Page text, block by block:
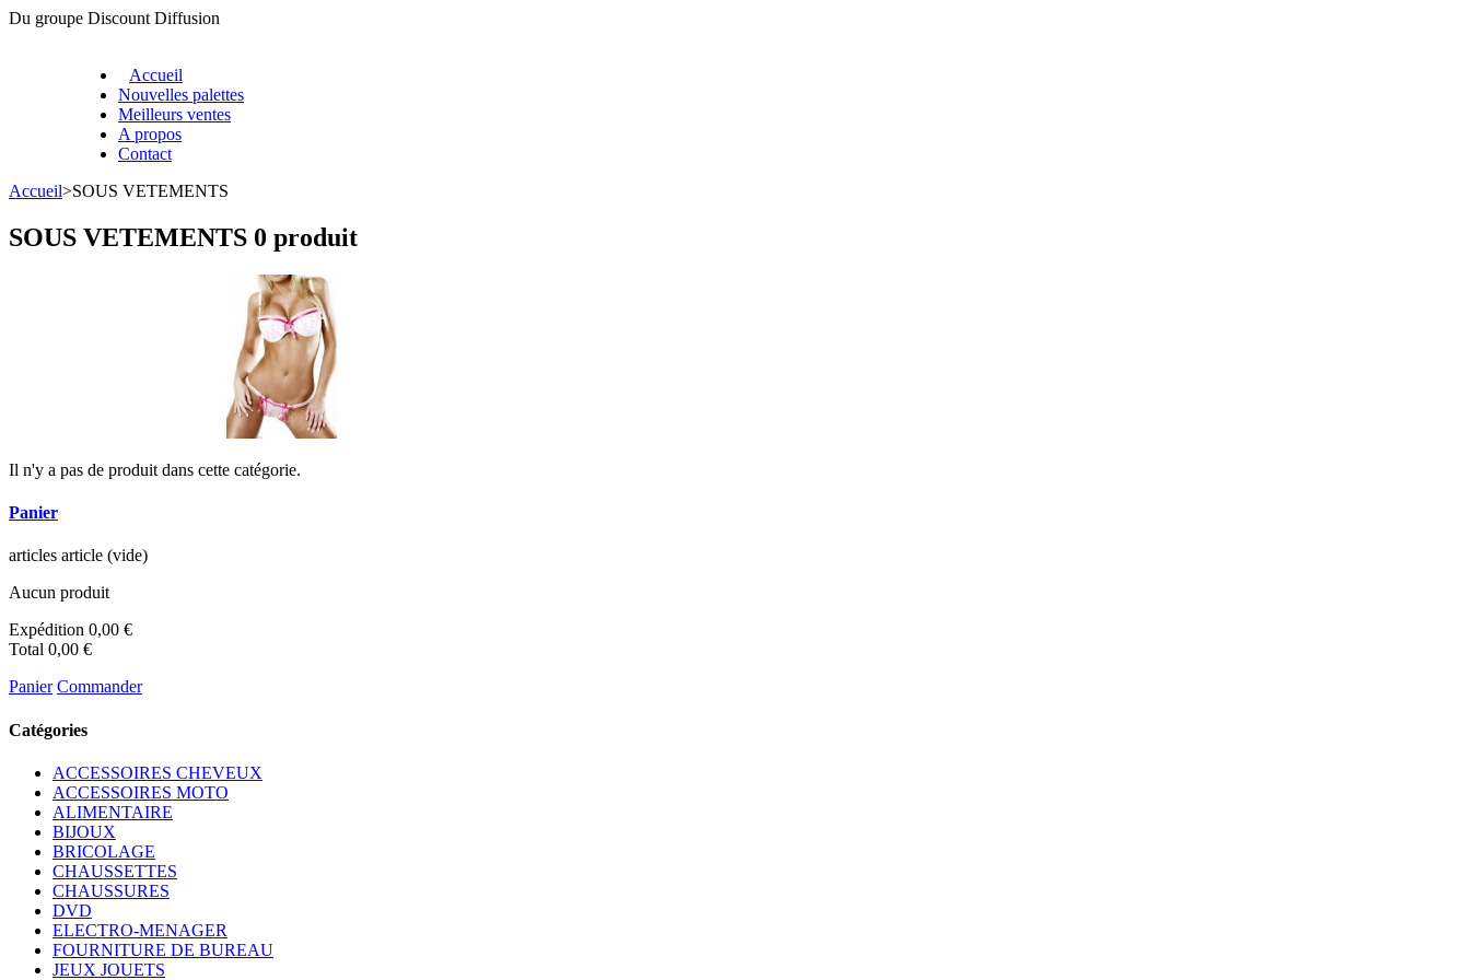
Du groupe Discount Diffusion
Accueil
Nouvelles palettes
Meilleurs ventes
A propos
Contact
Accueil>SOUS VETEMENTS
SOUS VETEMENTS 0 produit
Il n'y a pas de produit dans cette catégorie.
Panier
articles article (vide)
Aucun produit
Expédition 0,00 €
Total 0,00 €
Panier Commander
Catégories
ACCESSOIRES CHEVEUX
ACCESSOIRES MOTO
ALIMENTAIRE
BIJOUX
BRICOLAGE
CHAUSSETTES
CHAUSSURES
DVD
ELECTRO-MENAGER
FOURNITURE DE BUREAU
JEUX JOUETS